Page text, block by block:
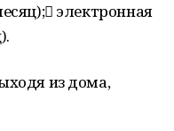
электронная
из дома,